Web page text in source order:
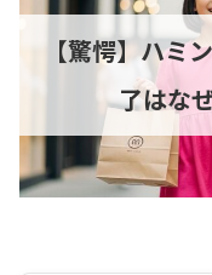
【驚愕】ハミ
了はな